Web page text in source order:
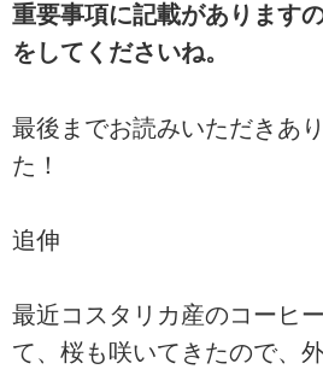
重要事項に記載があります
をしてくださいね。
最後までお読みいただきあ
た！
追伸
最近コスタリカ産のコーヒ
て、桜も咲いてきたので、